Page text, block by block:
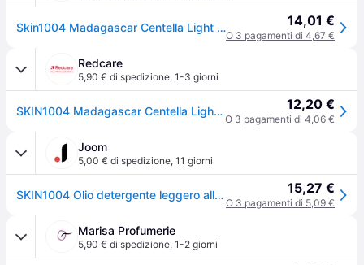
Skin1004 Madagascar Centella Light Oil Struccante Impermeabile Viso 30 Ml 14,01 €
O 3 pagamenti di 4,67 €
Redcare
5,90 € di spedizione, 1-3 giorni
SKIN1004 Madagascar Centella Light Oil – olio detergente delicato per pelli sensibili 30 ml 12,20 €
O 3 pagamenti di 4,06 €
Joom
5,00 € di spedizione, 11 giorni
SKIN1004 Olio detergente leggero alla centella del Madagascar 200ml (Cruelty-free) 30ml 15,27 €
O 3 pagamenti di 5,09 €
Marisa Profumerie
5,90 € di spedizione, 1-2 giorni